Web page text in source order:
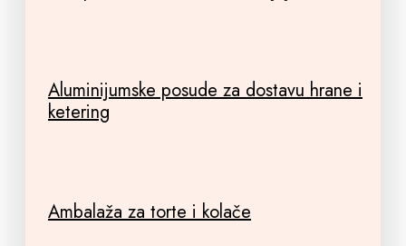
Aluminijumske posude za dostavu hrane i
ketering
Ambalaža za torte i kolače